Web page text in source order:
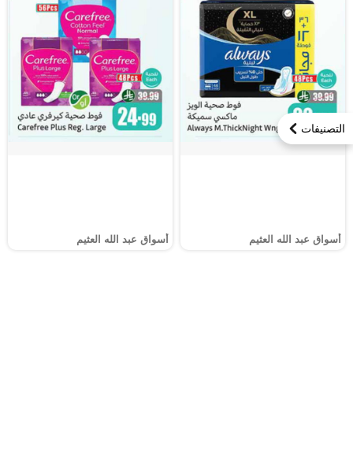
التصنيفات
أسواق عبد الله العثيم أسواق عبد الله العثيم